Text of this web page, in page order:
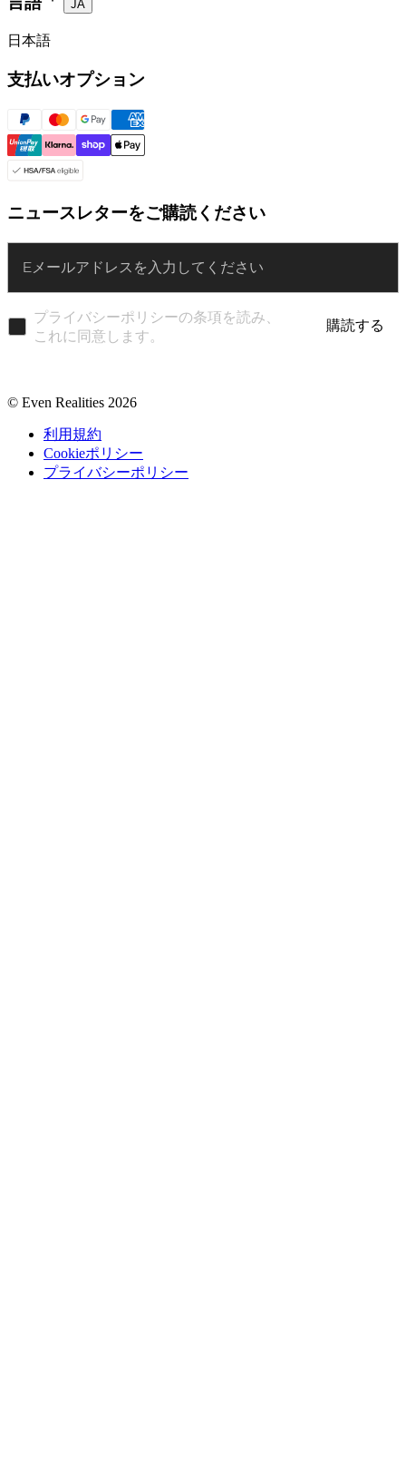
JA
日本語
支払いオプション
ニュースレターをご購読ください
プライバシーポリシーの条項を読み、
これに同意します。
購読する
© Even Realities 2026
利用規約
Cookieポリシー
プライバシーポリシー